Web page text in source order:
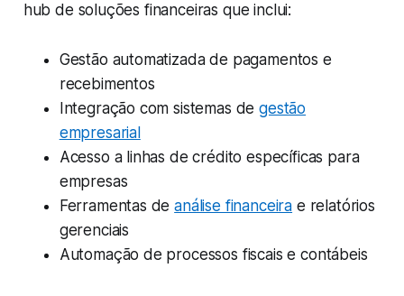
hub de soluções financeiras que inclui:
Gestão automatizada de pagamentos e
recebimentos
Integração com sistemas degestão
empresarial
Acesso a linhas de crédito específicas para
empresas
Ferramentas deanálise financeira e relatórios
gerenciais
Automação de processos fiscais e contábeis